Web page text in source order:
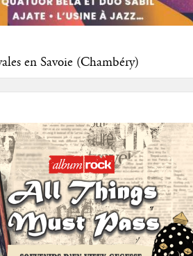
en Savoie (Chambéry)